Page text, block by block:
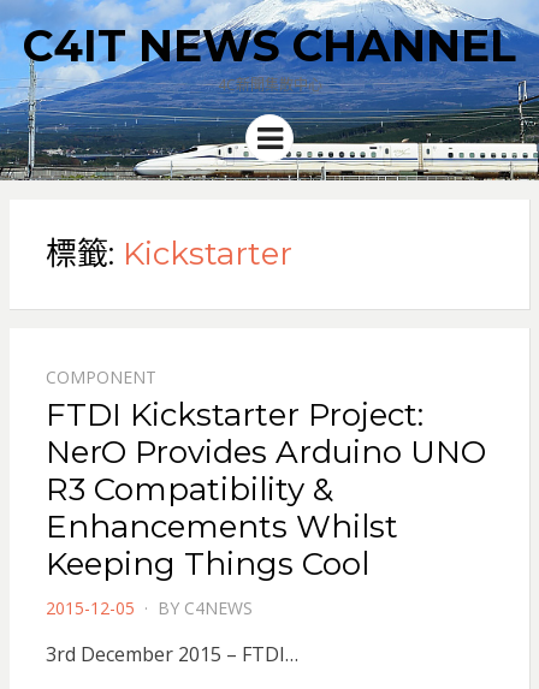
C4IT NEWS CHANNEL
4C新聞集散中心
Menu
標籤: Kickstarter
COMPONENT
FTDI Kickstarter Project:
NerO Provides Arduino UNO
R3 Compatibility &
Enhancements Whilst
Keeping Things Cool
POSTED
2015-12-05 BY C4NEWS
3rd December 2015 – FTDI…